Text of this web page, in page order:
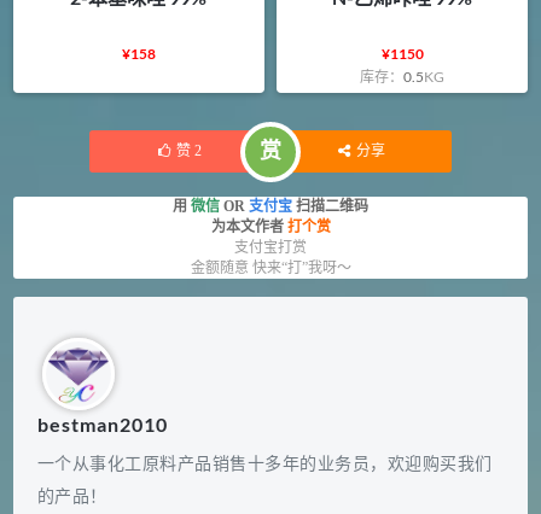
¥158 ¥1150
库存：0.5KG
赞 2 赏 分享
用 微信 OR 支付宝 扫描二维码
为本文作者 打个赏
支付宝打赏
金额随意 快来“打”我呀～
bestman2010
一个从事化工原料产品销售十多年的业务员，欢迎购买我们
的产品！